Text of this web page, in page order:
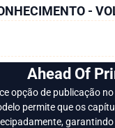
-
Ahead Of
opção de publicação
permite que os